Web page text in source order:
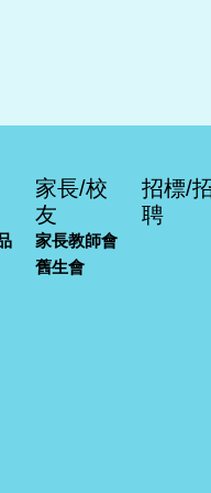
家長/校
友
家長教師會
舊生會
招標/
聘